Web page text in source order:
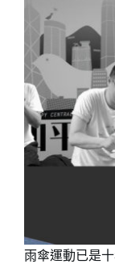
雨傘運動已是